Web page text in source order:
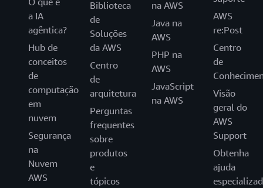
a IA
agêntica?
Hub de
conceitos
de
computação
em
nuvem
Segurança
na
Nuvem
AWS
Biblioteca
de
Soluções
da AWS
Centro
de
arquitetura
Perguntas
frequentes
sobre
produtos
e
tópicos
na AWS
Java na
AWS
PHP na
AWS
JavaScript
na AWS
AWS
re:Post
Centro
de
Visão
geral do
AWS
Support
Obtenha
ajuda